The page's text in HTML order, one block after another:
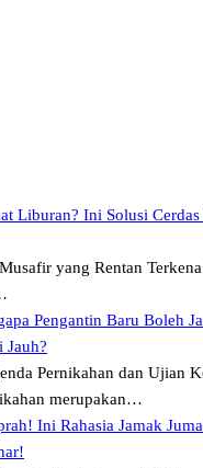
Liburan? Ini Solusi
yang Rentan
Pengantin Baru Boleh
Jauh?
Pernikahan dan Ujian
merupakan…
Ini Rahasia Jamak